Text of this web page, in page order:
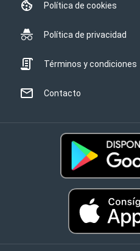
Política de cookies
Política de privacidad
Términos y condiciones
Contacto